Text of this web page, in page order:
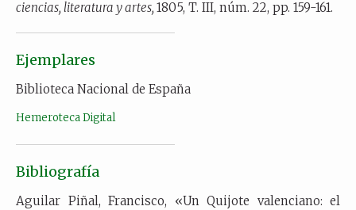
ciencias, literatura y artes, 1805, T. III, núm. 22, pp. 159-161.
Ejemplares
Biblioteca Nacional de España
Hemeroteca Digital
Bibliografía
Aguilar Piñal, Francisco, «Un Quijote valenciano: el